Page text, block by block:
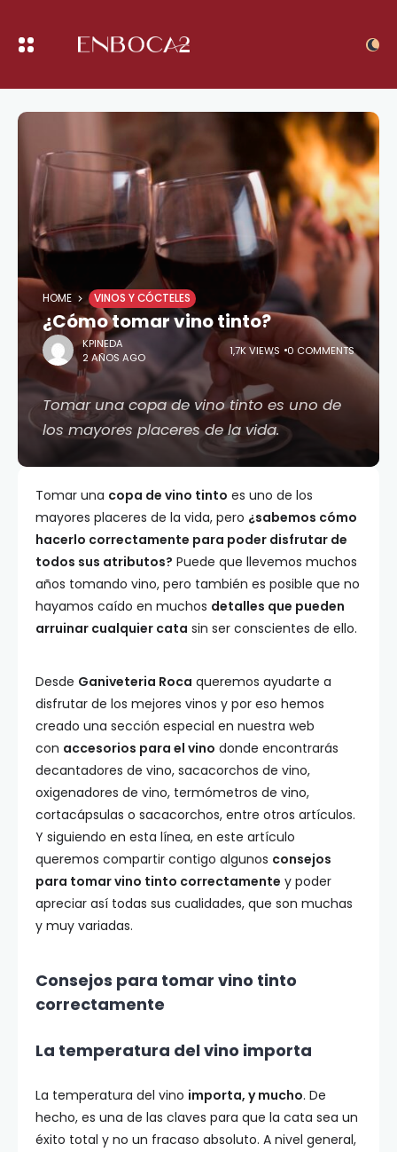
HOME VINOS Y CÓCTELES
¿Cómo tomar vino tinto?
KPINEDA
2 AÑOS AGO
1,7K VIEWS 0 COMMENTS
Tomar una copa de vino tinto es uno de
los mayores placeres de la vida.
Tomar una copa de vino tinto es uno de los
mayores placeres de la vida, pero ¿sabemos cómo
hacerlo correctamente para poder disfrutar de
todos sus atributos? Puede que llevemos muchos
años tomando vino, pero también es posible que no
hayamos caído en muchos detalles que pueden
arruinar cualquier cata sin ser conscientes de ello.
Desde Ganiveteria Roca queremos ayudarte a
disfrutar de los mejores vinos y por eso hemos
creado una sección especial en nuestra web
con accesorios para el vino donde encontrarás
decantadores de vino, sacacorchos de vino,
oxigenadores de vino, termómetros de vino,
cortacápsulas o sacacorchos, entre otros artículos.
Y siguiendo en esta línea, en este artículo
queremos compartir contigo algunos consejos
para tomar vino tinto correctamente y poder
apreciar así todas sus cualidades, que son muchas
y muy variadas.
Consejos para tomar vino tinto
correctamente
La temperatura del vino importa
La temperatura del vino importa, y mucho. De
hecho, es una de las claves para que la cata sea un
éxito total y no un fracaso absoluto. A nivel general,